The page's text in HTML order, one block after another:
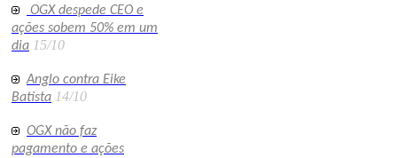
OGX despede CEO e
ações sobem 50% em um
dia 15/10
Anglo contra Eike
Batista 14/10
OGX não faz
pagamento e ações